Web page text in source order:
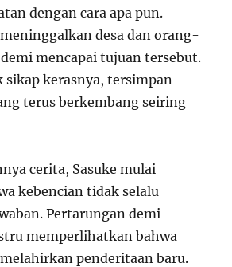
dengan cara apa pun.
desa dan orang-
mencapai tujuan tersebut.
sikap kerasnya, tersimpan
terus berkembang seiring
cerita, Sasuke mulai
kebencian tidak selalu
Pertarungan demi
memperlihatkan bahwa
penderitaan baru.